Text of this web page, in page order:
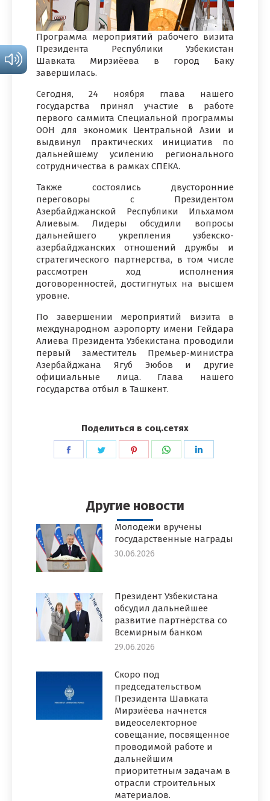
Программа мероприятий рабочего визита
Президента Республики Узбекистан
Шавката Мирзиёева в город Баку
завершилась.
Сегодня, 24 ноября глава нашего
государства принял участие в работе
первого саммита Специальной программы
ООН для экономик Центральной Азии и
выдвинул практических инициатив по
дальнейшему усилению регионального
сотрудничества в рамках СПЕКА.
Также состоялись двусторонние
переговоры с Президентом
Азербайджанской Республики Ильхамом
Алиевым. Лидеры обсудили вопросы
дальнейшего укрепления узбекско-
азербайджанских отношений дружбы и
стратегического партнерства, в том числе
рассмотрен ход исполнения
договоренностей, достигнутых на высшем
уровне.
По завершении мероприятий визита в
международном аэропорту имени Гейдара
Алиева Президента Узбекистана проводили
первый заместитель Премьер-министра
Азербайджана Ягуб Эюбов и другие
официальные лица. Глава нашего
государства отбыл в Ташкент.
Поделиться в соц.сетях
ПоделитьсяПоделитьсяПоделитьсяПоделиться
Другие новости
Молодежи вручены
государственные награды
30.06.2026
Президент Узбекистана
обсудил дальнейшее
развитие партнёрства со
Всемирным банком
29.06.2026
Скоро под
председательством
Президента Шавката
Мирзиёева начнется
видеоселекторное
совещание, посвященное
проводимой работе и
дальнейшим
приоритетным задачам в
отрасли строительных
материалов.